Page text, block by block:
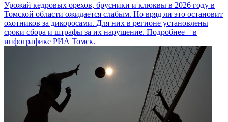
Урожай кедровых орехов, брусники и клюквы в 2026 году в
Томской области ожидается слабым. Но вряд ли это остановит
охотников за дикоросами. Для них в регионе установлены
сроки сбора и штрафы за их нарушение. Подробнее – в
инфографике РИА Томск.